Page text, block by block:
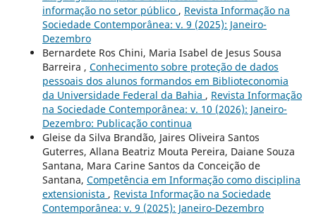
informação no setor público , Revista Informação na
Sociedade Contemporânea: v. 9 (2025): Janeiro-
Dezembro
Bernardete Ros Chini, Maria Isabel de Jesus Sousa
Barreira , Conhecimento sobre proteção de dados
pessoais dos alunos formandos em Biblioteconomia
da Universidade Federal da Bahia , Revista Informação
na Sociedade Contemporânea: v. 10 (2026): Janeiro-
Dezembro: Publicação continua
Gleise da Silva Brandão, Jaires Oliveira Santos
Guterres, Allana Beatriz Mouta Pereira, Daiane Souza
Santana, Mara Carine Santos da Conceição de
Santana, Competência em Informação como disciplina
extensionista , Revista Informação na Sociedade
Contemporânea: v. 9 (2025): Janeiro-Dezembro